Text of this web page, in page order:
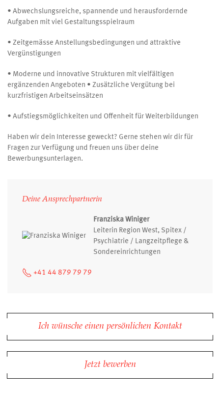
• Abwechslungsreiche, spannende und herausfordernde
Aufgaben mit viel Gestaltungsspielraum
• Zeitgemässe Anstellungsbedingungen und attraktive
Vergünstigungen
• Moderne und innovative Strukturen mit vielfältigen
ergänzenden Angeboten • Zusätzliche Vergütung bei
kurzfristigen Arbeitseinsätzen
• Aufstiegsmöglichkeiten und Offenheit für Weiterbildungen
Haben wir dein Interesse geweckt? Gerne stehen wir dir für
Fragen zur Verfügung und freuen uns über deine
Bewerbungsunterlagen.
Deine Ansprechpartnerin
Franziska Winiger
Leiterin Region West, Spitex /
Psychiatrie / Langzeitpflege &
Sondereinrichtungen
+41 44 879 79 79
Ich wünsche einen persönlichen Kontakt
Jetzt bewerben